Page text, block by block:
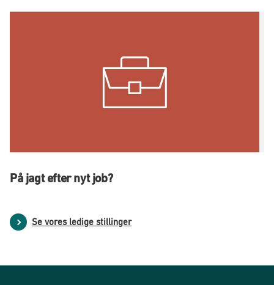
På jagt efter nyt job?
Se vores ledige stillinger